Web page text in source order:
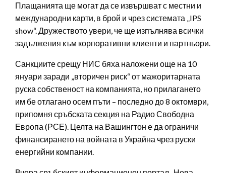
Плащанията ще могат да се извършват с местни и
международни карти, в брой и чрез системата „IPS
show“. Дружеството увери, че ще изпълнява всички
задължения към корпоративни клиенти и партньори.
Санкциите срещу НИС бяха наложени още на 10
януари заради „вторичен риск“ от мажоритарната
руска собственост на компанията, но прилагането
им бе отлагано осем пъти – последно до 8 октомври,
припомня сръбската секция на Радио Свободна
Европа (РСЕ). Целта на Вашингтон е да ограничи
финансирането на войната в Украйна чрез руски
енергийни компании.